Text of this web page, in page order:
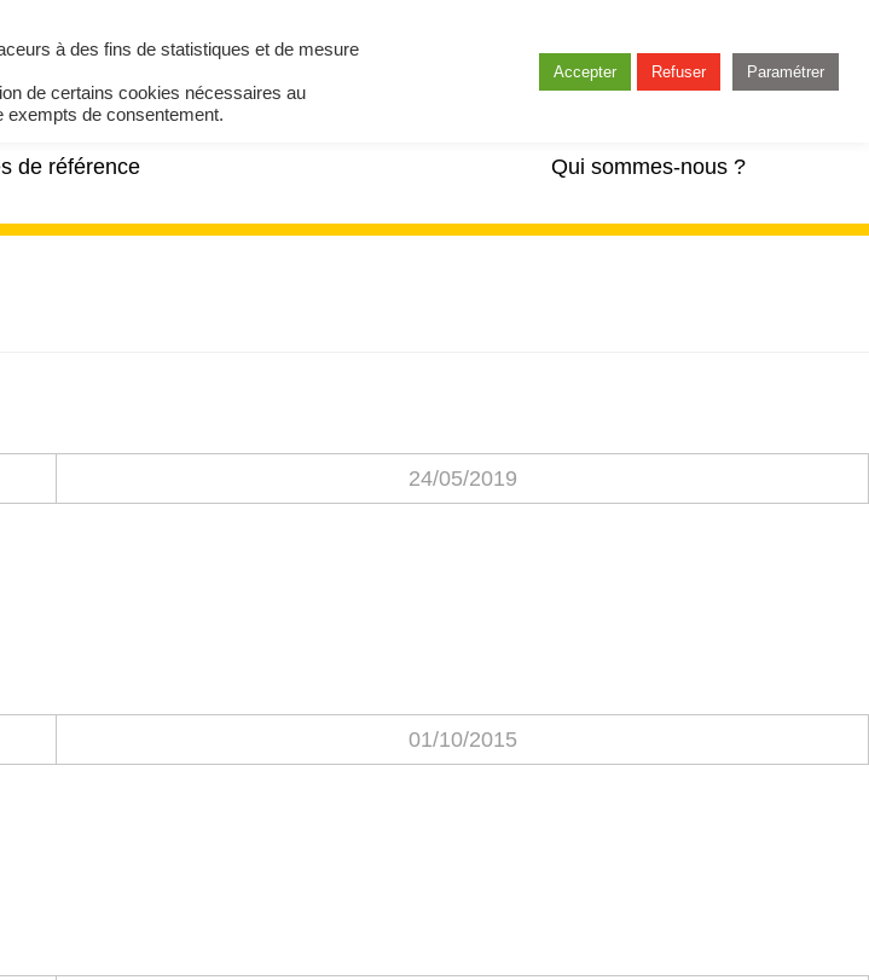
de référence Qui sommes-nous ?
24/05/2019
01/10/2015
à des fins de statistiques et de mesure
de certains cookies nécessaires au
exempts de consentement.
Accepter Refuser Paramétrer